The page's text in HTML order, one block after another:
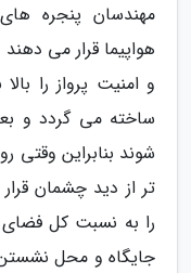
مهندسان پنجره
هواپیما قرار می دهند
و امنیت پرواز را
ساخته می گردد و
شوند بنابراین وقتی
تر از دید چشمان
را به نسبت کل فضای
جایگاه و محل نشستن.